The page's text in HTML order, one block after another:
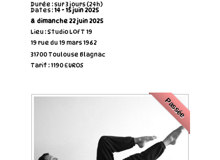
Durée : sur 3 jours (24h)
Dates : 14 - 15 juin 2025
& dimanche 22 juin 2025
Lieu : Studio LOFT 19
19 rue du 19 mars 1962
31700 Toulouse Blagnac
Tarif : 1190 EUROS
Passée